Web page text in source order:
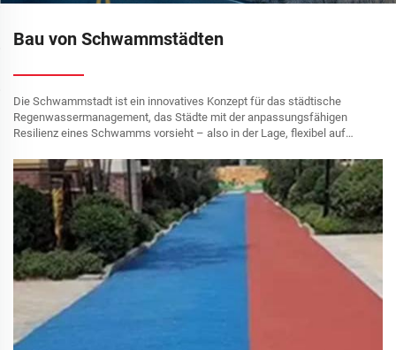
Bau von Schwammstädten
Die Schwammstadt ist ein innovatives Konzept für das städtische
Regenwassermanagement, das Städte mit der anpassungsfähigen
Resilienz eines Schwamms vorsieht – also in der Lage, flexibel auf
Naturkatastrophen abzumildern...